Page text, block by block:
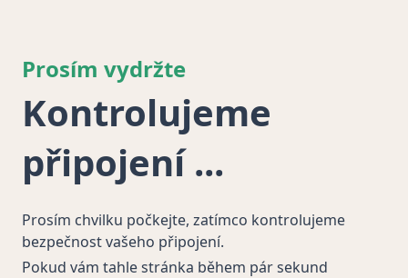
Prosím vydržte
Kontrolujeme
připojení
Prosím chvilku počkejte, zatímco kontrolujeme
bezpečnost vašeho připojení.
Pokud vám tahle stránka během pár sekund